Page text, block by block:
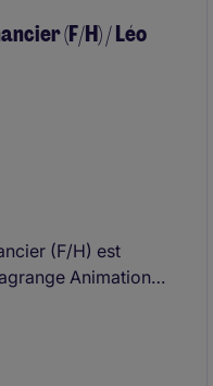
(F/H) / Léo
(F/H) est
Animation
de tenir la